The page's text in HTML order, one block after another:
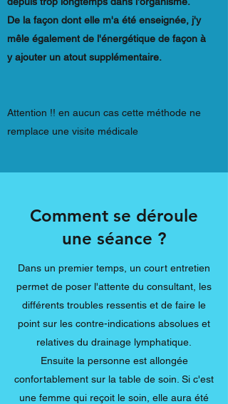
De la façon dont elle m'a été enseignée, j'y
mêle également de l'énergétique de façon à
y ajouter un atout supplémentaire.
Attention !! en aucun cas cette méthode ne
remplace une visite médicale
Comment se déroule
une séance ?
Dans un premier temps, un court entretien
permet de poser l'attente du consultant, les
différents troubles ressentis et de faire le
point sur les contre-indications absolues et
relatives du drainage lymphatique.
Ensuite la personne est allongée
confortablement sur la table de soin. Si c'est
une femme qui reçoit le soin, elle aura été